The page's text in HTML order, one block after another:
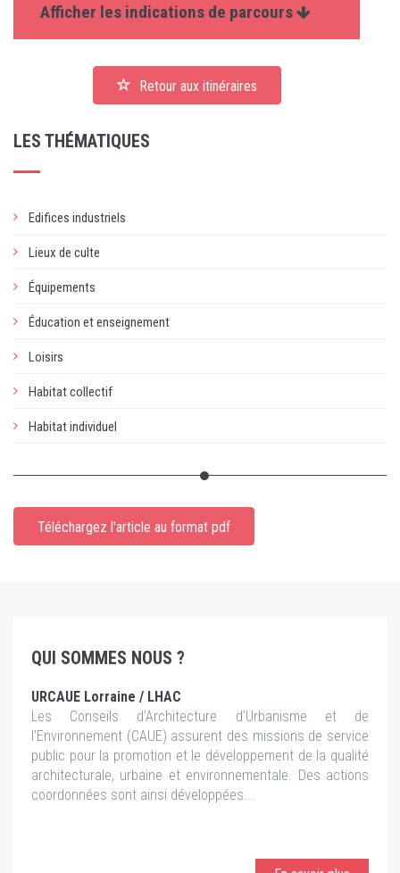
Afficher les indications de parcours
Retour aux itinéraires
LES THÉMATIQUES
Edifices industriels
Lieux de culte
Équipements
Éducation et enseignement
Loisirs
Habitat collectif
Habitat individuel
Téléchargez l'article au format pdf
QUI SOMMES NOUS ?
URCAUE Lorraine / LHAC
Les Conseils d’Architecture d’Urbanisme et de
l’Environnement (CAUE) assurent des missions de service
public pour la promotion et le développement de la qualité
architecturale, urbaine et environnementale. Des actions
coordonnées sont ainsi développées...